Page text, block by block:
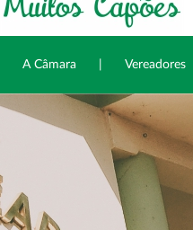
A Câmara Vereadores